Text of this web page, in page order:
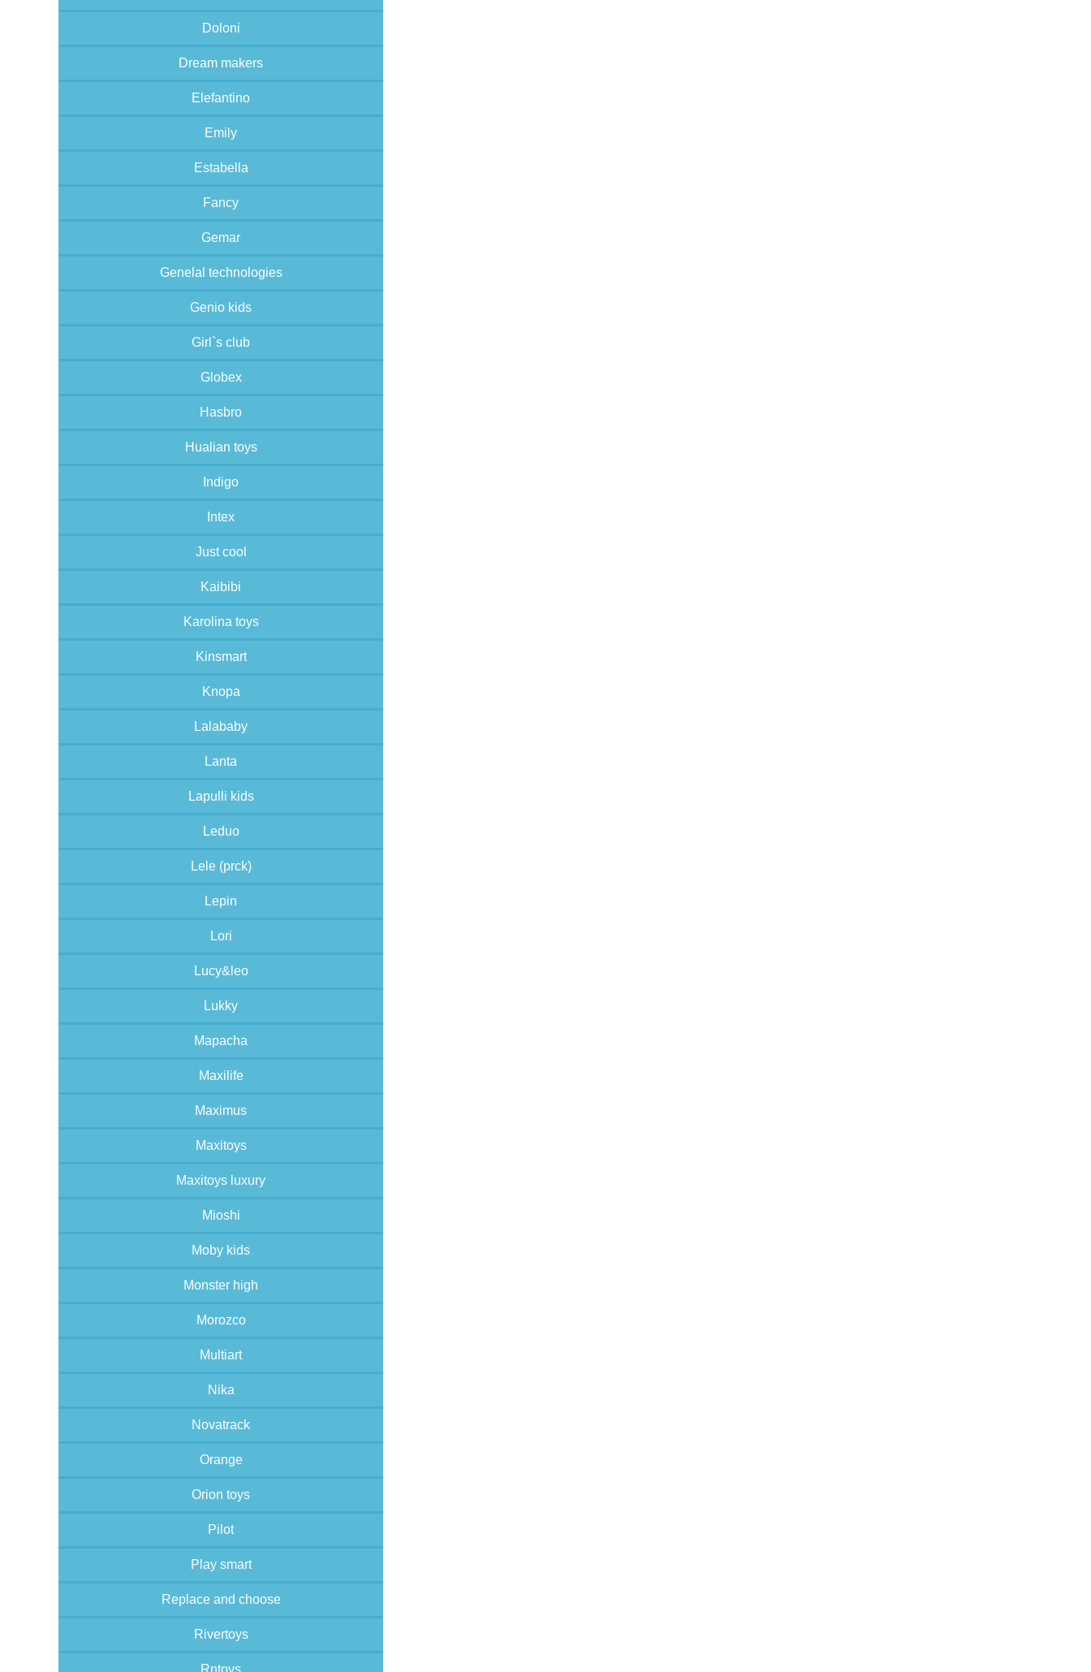
Doloni
Dream makers
Elefantino
Emily
Estabella
Fancy
Gemar
Genelal technologies
Genio kids
Girl`s club
Globex
Hasbro
Hualian toys
Indigo
Intex
Just cool
Kaibibi
Karolina toys
Kinsmart
Knopa
Lalababy
Lanta
Lapulli kids
Leduo
Lele (prck)
Lepin
Lori
Lucy&leo
Lukky
Mapacha
Maxilife
Maximus
Maxitoys
Maxitoys luxury
Mioshi
Moby kids
Monster high
Morozco
Multiart
Nika
Novatrack
Orange
Orion toys
Pilot
Play smart
Replace and choose
Rivertoys
Rntoys